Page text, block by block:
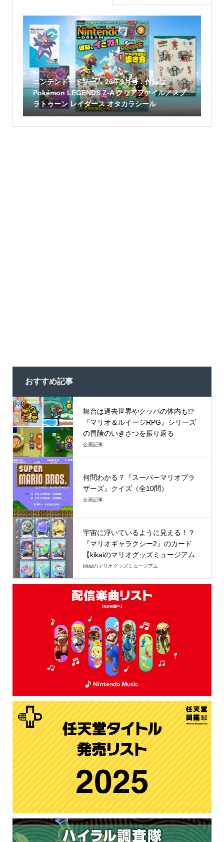
ニンテンドードリーム 26年9月号：付録は
Pokémon LEGENDS Z-A クリアファイル／スプ
ラトゥーン レイダース オタカラシール
おすすめ記事
舞台は過去世界やクッパの体内も!?
『マリオ＆ルイージRPG』シリーズ
の冒険のいきさつを振り返る
企画記事
何問わかる？『スーパーマリオブラ
ザーズ』クイズ（全10問）
企画記事
宇宙に浮いているように見える！？
『マリオギャラクシー2』のカード
【kikaiのマリオグッズミュージアム...
kikaiのマリオグッズミュージアム